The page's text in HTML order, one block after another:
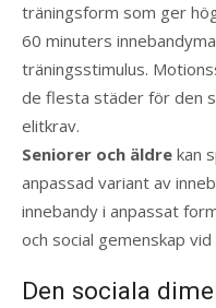
träningsform som ger
60 minuters
träningsstimulus.
de flesta städer för den
elitkrav.
Seniorer och äldre kan
anpassad variant av
innebandy i anpassat
och social gemenskap
Den sociala